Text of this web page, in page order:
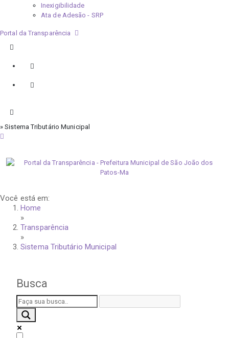
Inexigibilidade
Ata de Adesão - SRP
Portal da Transparência
» Sistema Tributário Municipal
Você está em:
Home
»
Transparência
»
Sistema Tributário Municipal
Busca